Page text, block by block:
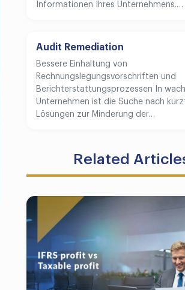
Informationen Ihres Unternehmens.…
Audit Remediation
Bessere Einhaltung von
Rechnungslegungsvorschriften und
Berichterstattungsprozessen In
Unternehmen ist die Suche nach
Lösungen zur Minderung der…
Related